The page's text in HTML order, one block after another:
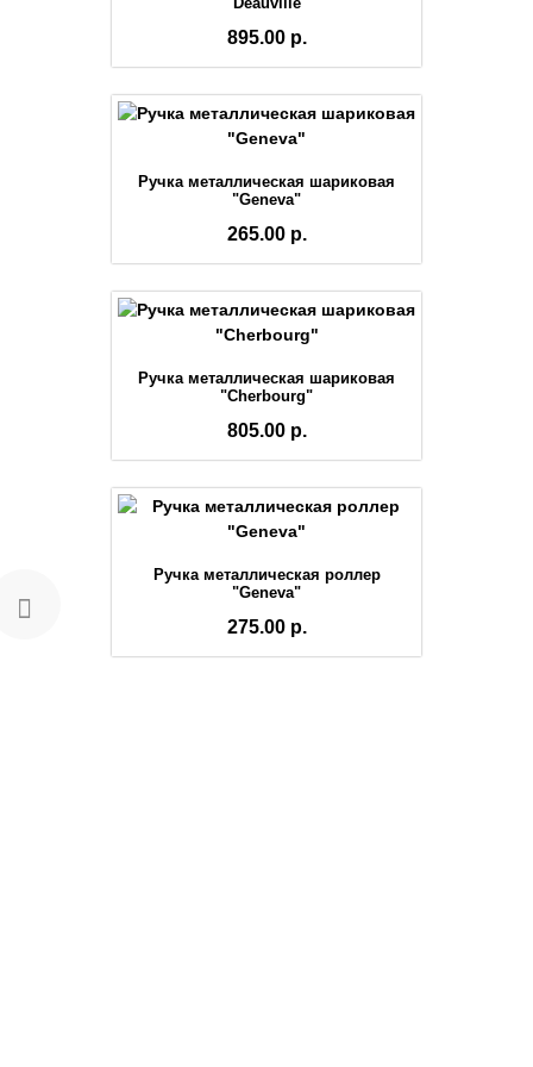
895.00 р.
Ручка металлическая шариковая
"Geneva"
265.00 р.
Ручка металлическая шариковая
"Cherbourg"
805.00 р.
Ручка металлическая роллер
"Geneva"
275.00 р.